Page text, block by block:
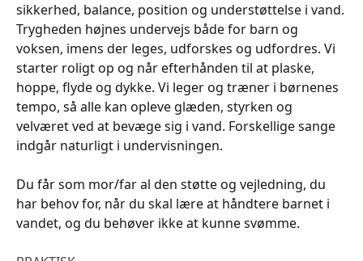
sikkerhed, balance, position og understøttelse i vand.
Trygheden højnes undervejs både for barn og
voksen, imens der leges, udforskes og udfordres. Vi
starter roligt op og når efterhånden til at plaske,
hoppe, flyde og dykke. Vi leger og træner i børnenes
tempo, så alle kan opleve glæden, styrken og
velværet ved at bevæge sig i vand. Forskellige sange
indgår naturligt i undervisningen.
Du får som mor/far al den støtte og vejledning, du
har behov for, når du skal lære at håndtere barnet i
vandet, og du behøver ikke at kunne svømme.